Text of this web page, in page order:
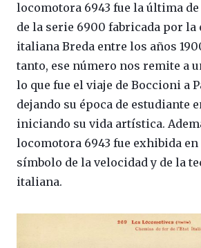
locomotora 6943 fue la última
de la serie 6900 fabricada por la
italiana Breda entre los años
tanto, ese número nos remite a
lo que fue el viaje de Boccioni a
dejando su época de estudiante
iniciando su vida artística.
locomotora 6943 fue exhibida
símbolo de la velocidad y de la
italiana.